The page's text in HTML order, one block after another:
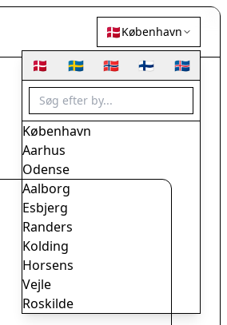
🇩🇰København
🇩🇰 🇸🇪 🇳🇴 🇫🇮 🇮🇸
København
Aarhus
Odense
Aalborg
Esbjerg
Randers
Kolding
Horsens
Vejle
Roskilde